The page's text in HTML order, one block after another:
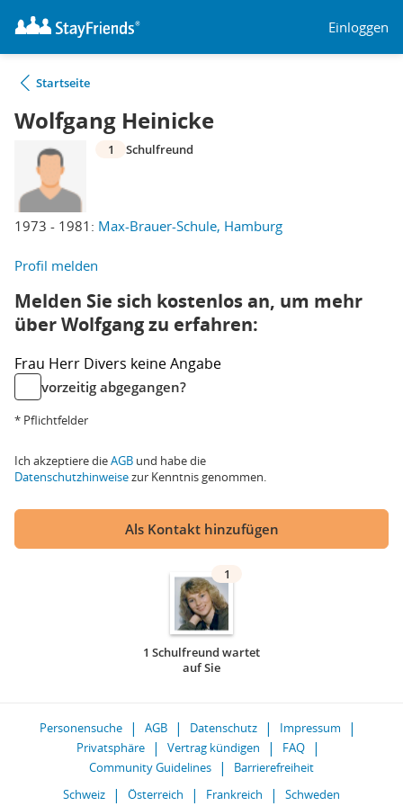
Einloggen
Startseite
Wolfgang Heinicke
1973 - 1981: Max-Brauer-Schule, Hamburg
1 Schulfreund
Profil melden
Melden Sie sich kostenlos an, um mehr
über Wolfgang zu erfahren:
Frau Herr Divers keine Angabe
vorzeitig abgegangen?
* Pflichtfelder
Ich akzeptiere dieAGB und habe die
Datenschutzhinweisezur Kenntnis genommen.
Als Kontakt hinzufügen
1
1 Schulfreund wartet
auf Sie
Personensuche AGB Datenschutz
Impressum
Privatsphäre
Vertrag kündigen
FAQ
Community Guidelines
Barrierefreiheit
Schweiz
Österreich Frankreich Schweden